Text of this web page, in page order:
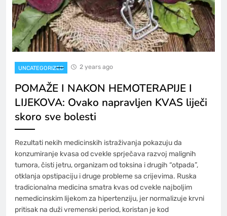
UNCATEGORIZED 2 years ago
POMAŽE I NAKON HEMOTERAPIJE I
LIJEKOVA: Ovako napravljen KVAS liječi
skoro sve bolesti
Rezultati nekih medicinskih istraživanja pokazuju da
konzumiranje kvasa od cvekle sprječava razvoj malignih
tumora, čisti jetru, organizam od toksina i drugih “otpada”,
otklanja opstipaciju i druge probleme sa crijevima. Ruska
tradicionalna medicina smatra kvas od cvekle najboljim
nemedicinskim lijekom za hipertenziju, jer normalizuje krvni
pritisak na duži vremenski period, koristan je kod